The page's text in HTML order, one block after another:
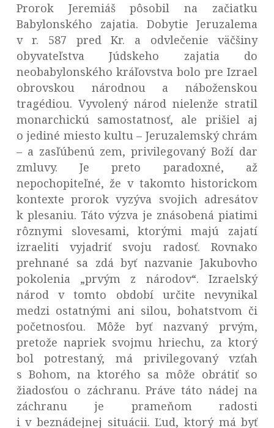
Prorok Jeremiáš pôsobil na začiatku
Babylonského zajatia. Dobytie Jeruzalema
v r. 587 pred Kr. a odvlečenie väčšiny
obyvateľstva Júdskeho zajatia do
neobabylonského kráľovstva bolo pre Izrael
obrovskou národnou a náboženskou
tragédiou. Vyvolený národ nielenže stratil
monarchickú samostatnosť, ale prišiel aj
o jediné miesto kultu – Jeruzalemský chrám
– a zasľúbenú zem, privilegovaný Boží dar
zmluvy. Je preto paradoxné, až
nepochopiteľné, že v takomto historickom
kontexte prorok vyzýva svojich adresátov
k plesaniu. Táto výzva je znásobená piatimi
rôznymi slovesami, ktorými majú zajatí
izraeliti vyjadriť svoju radosť. Rovnako
prehnané sa zdá byť nazvanie Jakubovho
pokolenia „prvým z národov“. Izraelský
národ v tomto období určite nevynikal
medzi ostatnými ani silou, bohatstvom či
početnosťou. Môže byť nazvaný prvým,
pretože napriek svojmu hriechu, za ktorý
bol potrestaný, má privilegovaný vzťah
s Bohom, na ktorého sa môže obrátiť so
žiadosťou o záchranu. Práve táto nádej na
záchranu je prameňom radosti
i v beznádejnej situácii. Ľud, ktorý má byť